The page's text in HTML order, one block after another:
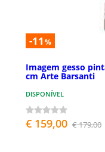
-11 %
Imagem gesso
cm Arte Barsanti
DISPONÍVEL
€ 159,00 € 179,00